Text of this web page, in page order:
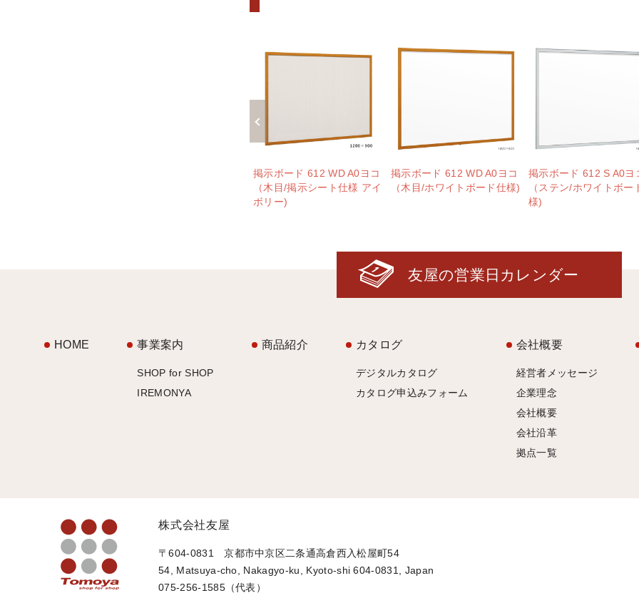
掲示ボード 612 WD A0ヨコ
（木目/掲示シート仕様 アイ
ボリー)
掲示ボード 612 WD A0ヨコ
（木目/ホワイトボード仕様)
掲示ボード 612 S A0ヨ
（ステン/ホワイトボー
様)
友屋の営業日カレンダー
HOME 事業案内
SHOP for SHOP
IREMONYA
商品紹介 カタログ
デジタルカタログ
カタログ申込みフォーム
会社概要
経営者メッセージ
企業理念
会社概要
会社沿革
拠点一覧
株式会社友屋
〒604-0831 京都市中京区二条通高倉西入松屋町54
54, Matsuya-cho, Nakagyo-ku, Kyoto-shi 604-0831, Japan
075-256-1585（代表）